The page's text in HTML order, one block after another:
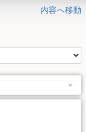
内容へ移動